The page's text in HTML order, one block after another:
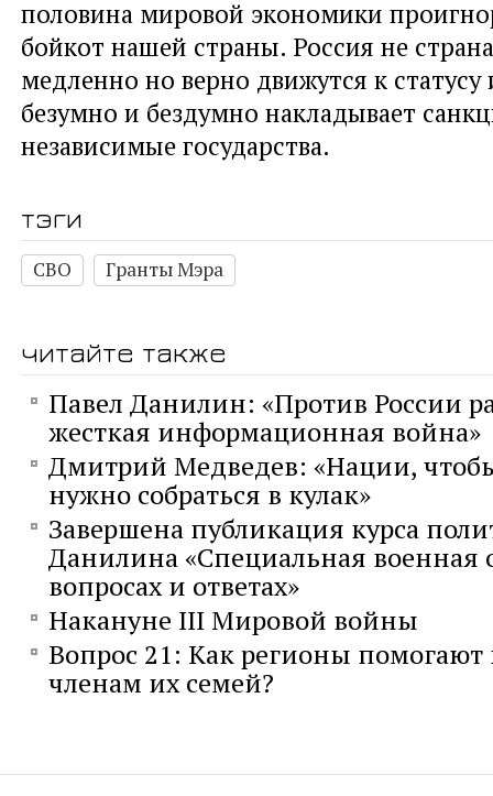
половина мировой экономики
бойкот нашей страны. Россия не
медленно но верно движутся к статусу
безумно и бездумно накладывает
независимые государства.
тэги
СВО Гранты Мэра
читайте также
Павел Данилин: «Против России
жесткая информационная война»
Дмитрий Медведев: «Нации,
нужно собраться в кулак»
Завершена публикация курса
Данилина «Специальная военная
вопросах и ответах»
Накануне III Мировой войны
Вопрос 21: Как регионы
членам их семей?